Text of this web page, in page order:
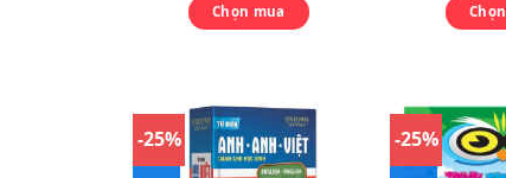
Chọn mua
-25% -25%